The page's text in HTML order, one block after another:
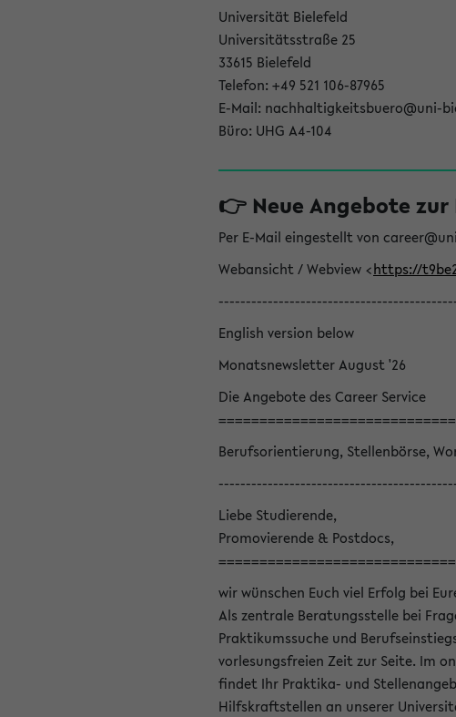
Universität Bielefeld
Universitätsstraße 25
33615 Bielefeld
Telefon: +49 521 106-87965
E-Mail: nachhaltigkeitsbuero@uni-
Büro: UHG A4-104
👉 Neue Angebote
Per E-Mail eingestellt von
Webansicht / Webview <https://
English version below
Monatsnewsletter August '26
Die Angebote des Career Service
Berufsorientierung, Stellenbörse,
Liebe Studierende,
Promovierende & Postdocs,
wir wünschen Euch viel Erfolg bei
Als zentrale Beratungsstelle bei
Praktikumssuche und
vorlesungsfreien Zeit zur Seite. Im
findet Ihr Praktika- und
Hilfskraftstellen an unserer